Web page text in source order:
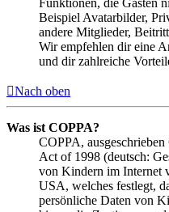
Funktionen, die Gästen
Beispiel Avatarbilder,
andere Mitglieder,
Wir empfehlen dir eine
und dir zahlreiche
Nach oben
Was ist COPPA?
COPPA,
Act of 1998 (deutsch:
von Kindern im Internet
USA, welches festlegt,
persönliche Daten von